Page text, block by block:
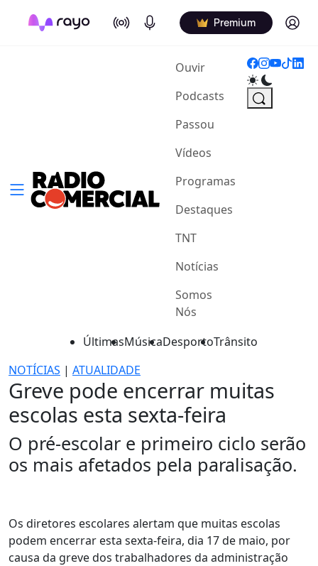
On Air Podcasts Premium Log in
Ouvir(current)
Podcasts
Passou
Vídeos
Programas
Destaques
TNT
Notícias
Somos
Nós
ÚltimasMúsicaDesportoTrânsito
NOTÍCIAS | ATUALIDADE
Greve pode encerrar muitas
escolas esta sexta-feira
O pré-escolar e primeiro ciclo serão
os mais afetados pela paralisação.
Os diretores escolares alertam que muitas escolas
podem encerrar esta sexta-feira, dia 17 de maio, por
causa da greve dos trabalhadores da administração